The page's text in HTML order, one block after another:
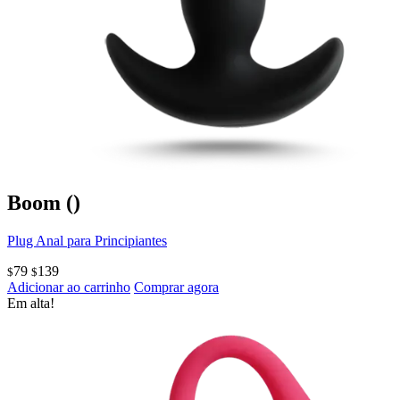
Boom ()
Plug Anal para Principiantes
$79 $139
Adicionar ao carrinho Comprar agora
Em alta!